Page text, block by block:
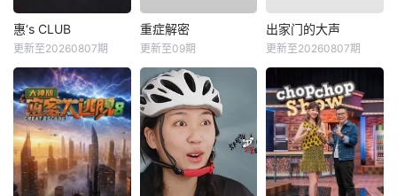
惠‘s CLUB
更新至20260807期
重症解密
更新至09期
出家门的大声
更新至20260807期